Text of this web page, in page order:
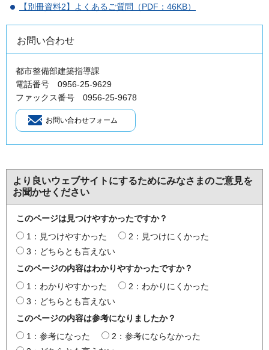
【別冊資料2】よくあるご質問（PDF：46KB）
お問い合わせ
都市整備部建築指導課
電話番号 0956-25-9629
ファックス番号 0956-25-9678
より良いウェブサイトにするためにみなさまのご意見を
お聞かせください
このページは見つけやすかったですか？
1：見つけやすかった
2：見つけにくかった
3：どちらとも言えない
このページの内容はわかりやすかったですか？
1：わかりやすかった
2：わかりにくかった
3：どちらとも言えない
このページの内容は参考になりましたか？
1：参考になった
2：参考にならなかった